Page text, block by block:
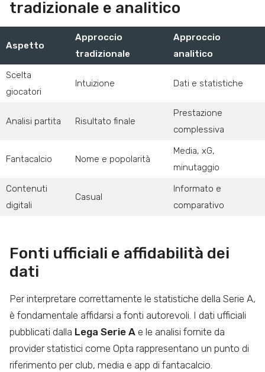
tradizionale e analitico
Aspetto
Approccio
tradizionale
Approccio
analitico
Scelta
giocatori
Intuizione Dati e statistiche
Analisi partita Risultato finale
Prestazione
complessiva
Fantacalcio Nome e popolarità
Media, xG,
minutaggio
Contenuti
digitali
Casual
Informato e
comparativo
Fonti ufficiali e affidabilità dei
dati
Per interpretare correttamente le statistiche della Serie A,
è fondamentale affidarsi a fonti autorevoli. I dati ufficiali
pubblicati dalla Lega Serie A e le analisi fornite da
provider statistici come Opta rappresentano un punto di
riferimento per club, media e app di fantacalcio.